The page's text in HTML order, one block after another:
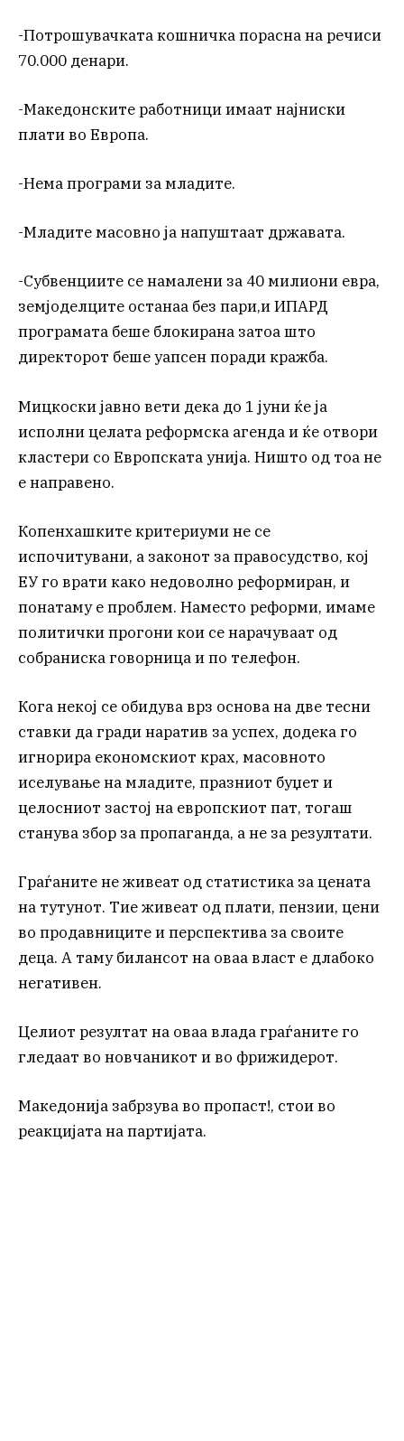
-Потрошувачката кошничка порасна на речиси
70.000 денари.
-Македонските работници имаат најниски
плати во Европа.
-Нема програми за младите.
-Младите масовно ја напуштаат државата.
-Субвенциите се намалени за 40 милиони евра,
земјоделците останаа без пари,и ИПАРД
програмата беше блокирана затоа што
директорот беше уапсен поради кражба.
Мицкоски јавно вети дека до 1 јуни ќе ја
исполни целата реформска агенда и ќе отвори
кластери со Европската унија. Ништо од тоа не
е направено.
Копенхашките критериуми не се
испочитувани, а законот за правосудство, кој
ЕУ го врати како недоволно реформиран, и
понатаму е проблем. Наместо реформи, имаме
политички прогони кои се нарачуваат од
собраниска говорница и по телефон.
Кога некој се обидува врз основа на две тесни
ставки да гради наратив за успех, додека го
игнорира економскиот крах, масовното
иселување на младите, празниот буџет и
целосниот застој на европскиот пат, тогаш
станува збор за пропаганда, а не за резултати.
Граѓаните не живеат од статистика за цената
на тутунот. Тие живеат од плати, пензии, цени
во продавниците и перспектива за своите
деца. А таму билансот на оваа власт е длабоко
негативен.
Целиот резултат на оваа влада граѓаните го
гледаат во новчаникот и во фрижидерот.
Македонија забрзува во пропаст!, стои во
реакцијата на партијата.